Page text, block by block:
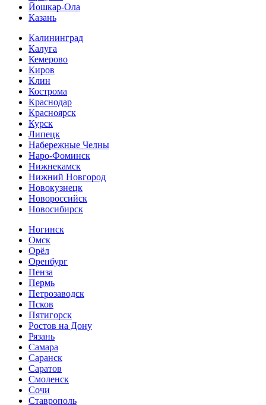
Йошкар-Ола
Казань
Калининград
Калуга
Кемерово
Киров
Клин
Кострома
Краснодар
Красноярск
Курск
Липецк
Набережные Челны
Наро-Фоминск
Нижнекамск
Нижний Новгород
Новокузнецк
Новороссийск
Новосибирск
Ногинск
Омск
Орёл
Оренбург
Пенза
Пермь
Петрозаводск
Псков
Пятигорск
Ростов на Дону
Рязань
Самара
Саранск
Саратов
Смоленск
Сочи
Ставрополь